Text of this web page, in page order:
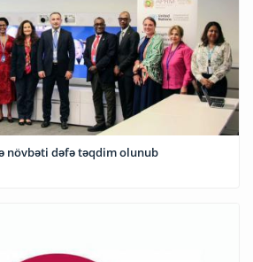
növbəti dəfə təqdim olunub